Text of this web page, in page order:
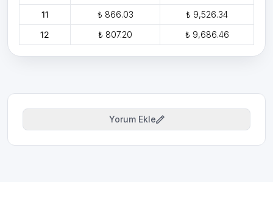
11
₺ 866.03
₺ 9,526.34
12
₺ 807.20 ₺ 9,686.46
Yorum Ekle